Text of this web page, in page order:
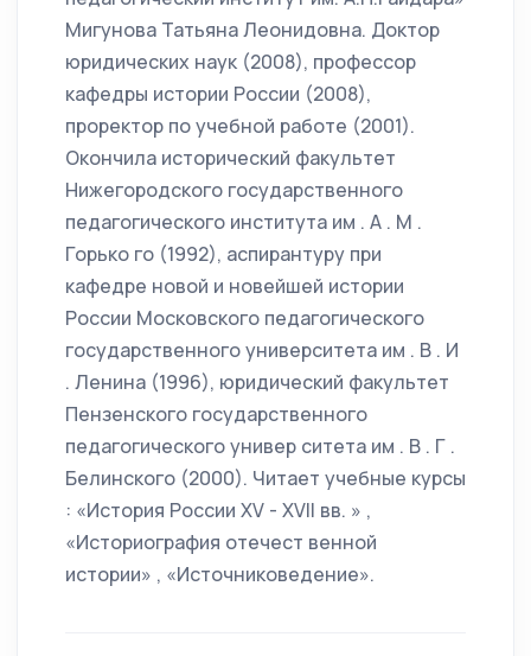
Мигунова Татьяна Леонидовна. Доктор
юридических наук (2008), профессор
кафедры истории России (2008),
проректор по учебной работе (2001).
Окончила исторический факультет
Нижегородского государственного
педагогического института им . А . М .
Горько го (1992), аспирантуру при
кафедре новой и новейшей истории
России Московского педагогического
государственного университета им . В . И
. Ленина (1996), юридический факультет
Пензенского государственного
педагогического универ ситета им . В . Г .
Белинского (2000). Читает учебные курсы
: «История России XV - XVII вв. » ,
«Историография отечест венной
истории» , «Источниковедение».